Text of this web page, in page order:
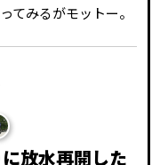
てみるがモットー。
に放水再開した